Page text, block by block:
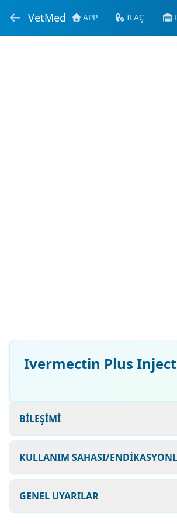
VetMed APP İLAÇ
Ivermectin Plus
BİLEŞİMİ
KULLANIM SAHASI/
GENEL UYARILAR